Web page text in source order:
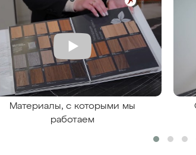
Материалы, с которыми мы
работаем